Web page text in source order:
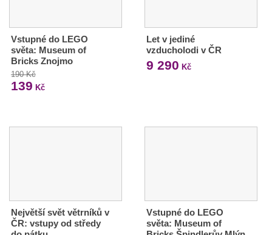
Vstupné do LEGO
světa: Museum of
Bricks Znojmo
190 Kč
139 Kč
Let v jediné
vzducholodi v ČR
9 290 Kč
Největší svět větrníků v
ČR: vstupy od středy
Vstupné do LEGO
světa: Museum of